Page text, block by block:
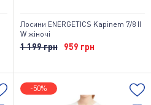
Лосини ENERGETICS Kapinem 7/8 II
W жіночі
1 199 грн 959 грн
-50%